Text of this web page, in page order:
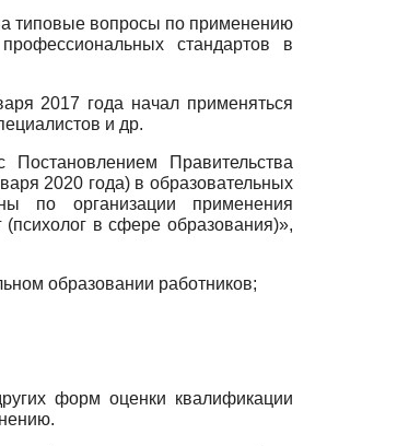
типовые вопросы по применению
стандартов в
2017 года начал применяться
и др.
Правительства
2020 года) в образовательных
по организации применения
в сфере образования)»,
образовании работников;
форм оценки квалификации